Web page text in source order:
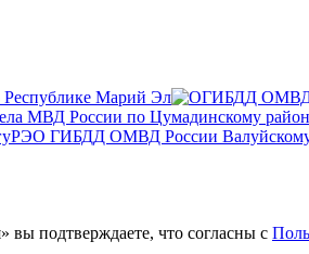
Марий Эл
РЭО ГИБДД ОМВД России Валуйскому
подтверждаете, что согласны с